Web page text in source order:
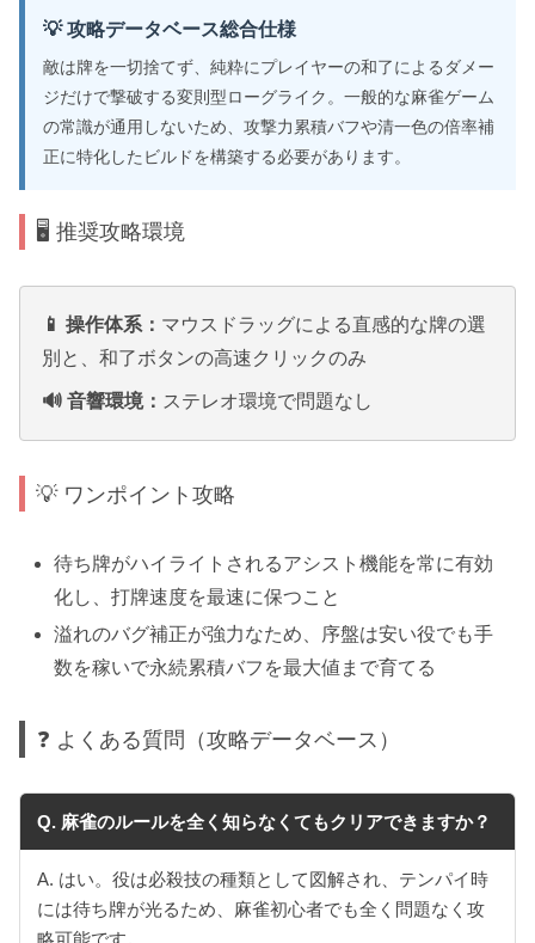
💡 攻略データベース総合仕様
敵は牌を一切捨てず、純粋にプレイヤーの和了によるダメー
ジだけで撃破する変則型ローグライク。一般的な麻雀ゲーム
の常識が通用しないため、攻撃力累積バフや清一色の倍率補
正に特化したビルドを構築する必要があります。
🖥️ 推奨攻略環境
📱 操作体系： マウスドラッグによる直感的な牌の選
別と、和了ボタンの高速クリックのみ
🔊 音響環境： ステレオ環境で問題なし
💡 ワンポイント攻略
待ち牌がハイライトされるアシスト機能を常に有効
化し、打牌速度を最速に保つこと
溢れのバグ補正が強力なため、序盤は安い役でも手
数を稼いで永続累積バフを最大値まで育てる
❓ よくある質問（攻略データベース）
Q. 麻雀のルールを全く知らなくてもクリアできますか？
A. はい。役は必殺技の種類として図解され、テンパイ時
には待ち牌が光るため、麻雀初心者でも全く問題なく攻